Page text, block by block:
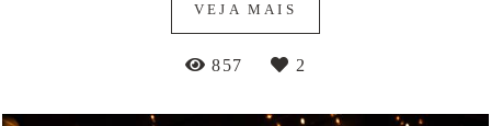
VEJA MAIS
857 2